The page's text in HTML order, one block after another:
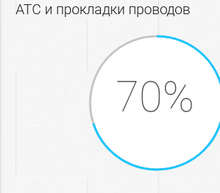
АТС и прокладки проводов